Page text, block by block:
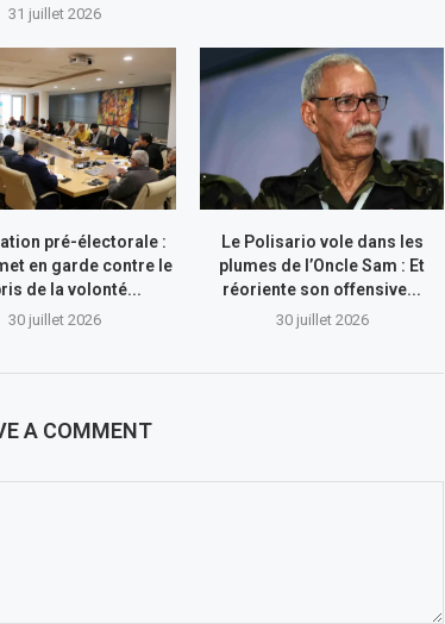
31 juillet 2026
pré-électorale :
en garde contre le
de la volonté...
30 juillet 2026
Le Polisario vole dans les
plumes de l’Oncle Sam : Et
réoriente son offensive...
30 juillet 2026
A COMMENT